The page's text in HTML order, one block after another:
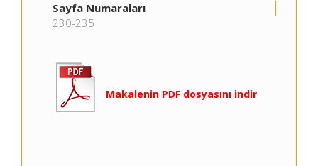
Sayfa Numaraları
230-235
Makalenin PDF dosyasını indir